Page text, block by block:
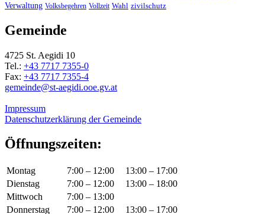
Verwaltung Volksbegehren Vollzeit Wahl zivilschutz
Gemeinde
4725 St. Aegidi 10
Tel.: +43 7717 7355-0
Fax: +43 7717 7355-4
gemeinde@st-aegidi.ooe.gv.at
Impressum
Datenschutzerklärung der Gemeinde
Öffnungszeiten:
Montag 7:00 – 12:00
13:00 – 17:00
Dienstag
7:00 – 12:00
13:00 – 18:00
Mittwoch
7:00 – 13:00
Donnerstag
7:00 – 12:00
13:00 – 17:00